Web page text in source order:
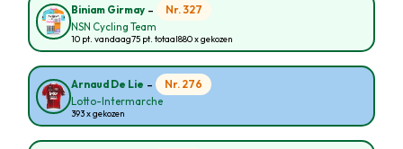
Biniam Girmay - Nr. 327
NSN Cycling Team
10 pt. vandaag75 pt. totaal880 x gekozen
Arnaud De Lie - Nr. 276
Lotto-Intermarche
393 x gekozen